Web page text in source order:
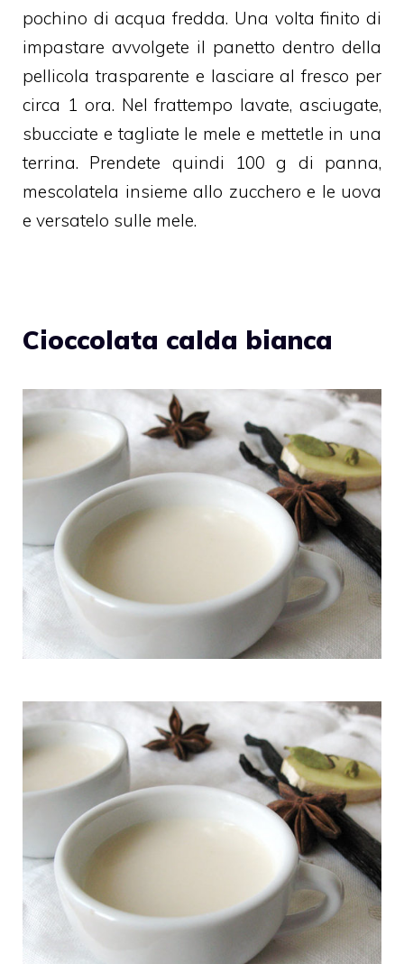
pochino di acqua fredda. Una volta finito di
impastare avvolgete il panetto dentro della
pellicola trasparente e lasciare al fresco per
circa 1 ora. Nel frattempo lavate, asciugate,
sbucciate e tagliate le mele e mettetle in una
terrina. Prendete quindi 100 g di panna,
mescolatela insieme allo zucchero e le uova
e versatelo sulle mele.
Cioccolata calda bianca